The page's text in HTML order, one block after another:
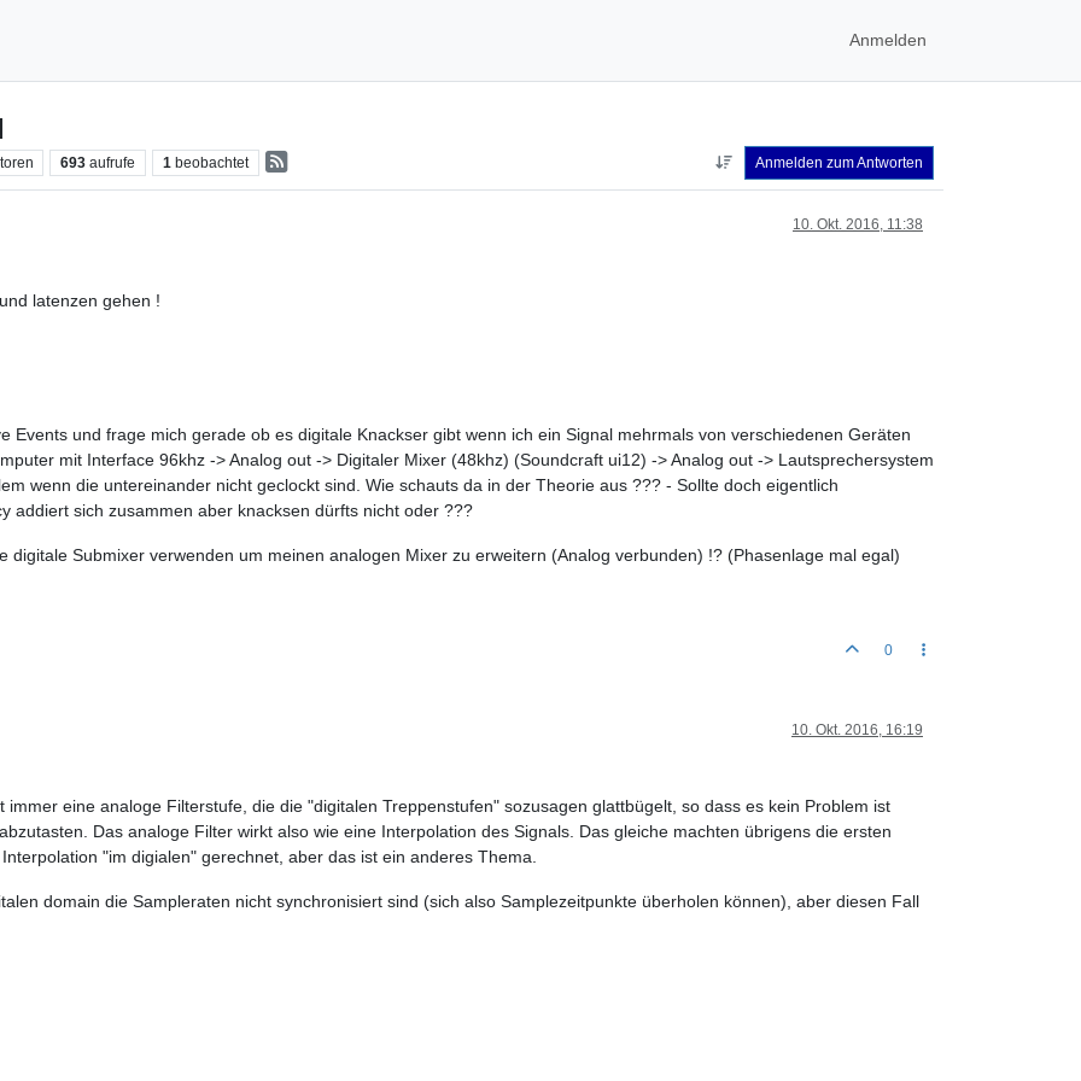
Anmelden
693 aufrufe 1 beobachtet Anmelden zum Antworten
10. Okt. 2016, 11:38
latenzen gehen !
Events und frage mich gerade ob es digitale Knackser gibt wenn ich ein Signal mehrmals von verschiedenen Geräten
mit Interface 96khz -> Analog out -> Digitaler Mixer (48khz) (Soundcraft ui12) -> Analog out -> Lautsprechersystem
wenn die untereinander nicht geclockt sind. Wie schauts da in der Theorie aus ??? - Sollte doch eigentlich
addiert sich zusammen aber knacksen dürfts nicht oder ???
digitale Submixer verwenden um meinen analogen Mixer zu erweitern (Analog verbunden) !? (Phasenlage mal egal)
0
10. Okt. 2016, 16:19
immer eine analoge Filterstufe, die die "digitalen Treppenstufen" sozusagen glattbügelt, so dass es kein Problem ist
Das analoge Filter wirkt also wie eine Interpolation des Signals. Das gleiche machten übrigens die ersten
"im digialen" gerechnet, aber das ist ein anderes Thema.
domain die Sampleraten nicht synchronisiert sind (sich also Samplezeitpunkte überholen können), aber diesen Fall